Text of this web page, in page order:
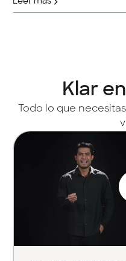
Klar
Todo lo que